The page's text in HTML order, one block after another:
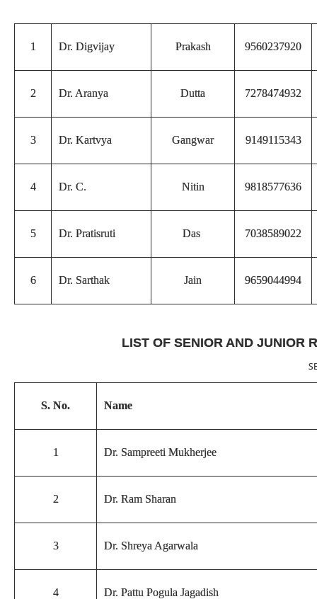
1 Dr. Digvijay Prakash 9560237920
2 Dr. Aranya Dutta 7278474932
3 Dr. Kartvya Gangwar 9149115343
4 Dr. C. Nitin 9818577636
5 Dr. Pratisruti Das 7038589022
6 Dr. Sarthak Jain 9659044994
LIST OF SENIOR AND JUNIOR
S. No. Name
1 Dr. Sampreeti Mukherjee
2 Dr. Ram Sharan
3 Dr. Shreya Agarwala
4 Dr. Pattu Pogula Jagadish